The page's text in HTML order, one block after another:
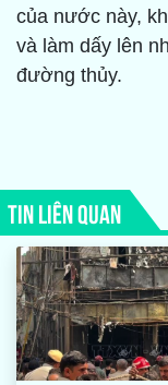
của nước này,
và làm dấy lên
đường thủy.
TIN LIÊN QUAN